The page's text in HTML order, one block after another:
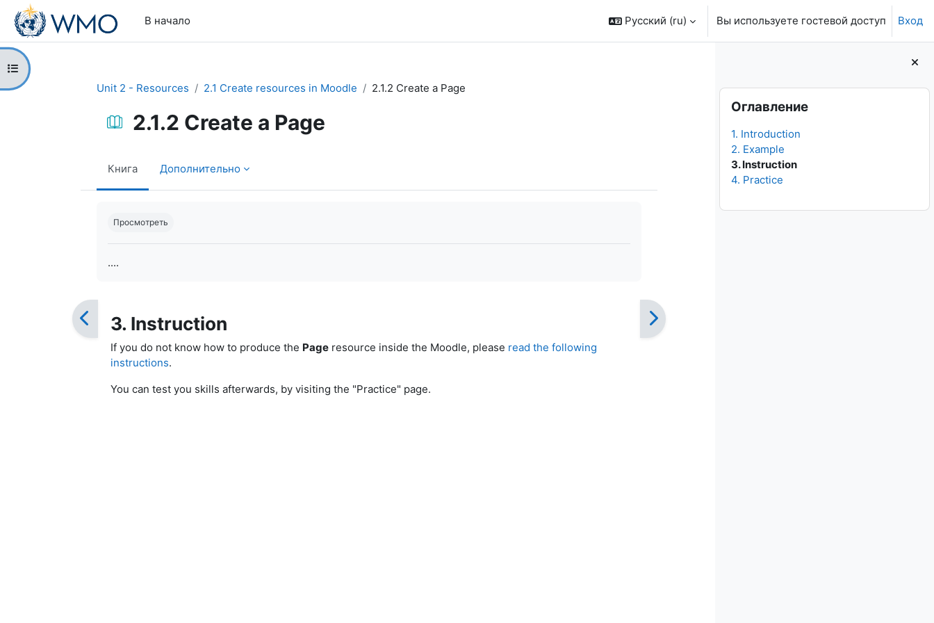
Перейти к основному содержанию
В начало
Русский ‎(ru)‎ Вы используете гостевой доступ Вход
Блоки
Пропустить Оглавление
Оглавление
1. Introduction
2. Example
3. Instruction
4. Practice
Открыть оглавление курса
Unit 2 - Resources
2.1 Create resources in Moodle 2.1.2 Create a Page
2.1.2 Create a Page
Книга Дополнительно
Просмотреть
....
3. Instruction
If you do not know how to produce the Pageresource inside the Moodle, please read the following
instructions.
You can test you skills afterwards, by visiting the "Practice" page.